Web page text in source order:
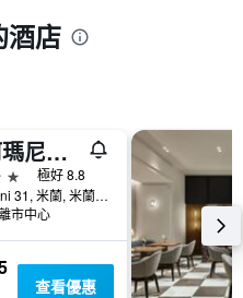
酒店
米蘭阿瑪尼酒店
極好 8.8
Via Manzoni 31, 米蘭, 米蘭, 義大利
市中心
查看優惠